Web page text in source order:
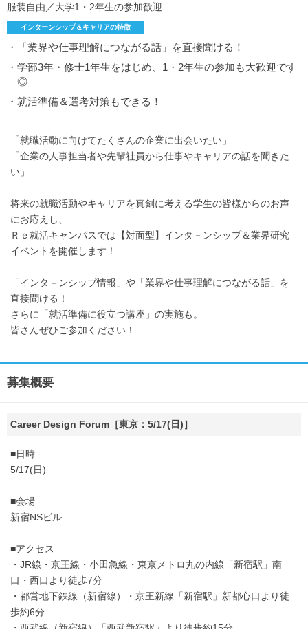
服装自由／大学1・2年生の参加歓迎
インターンシップ＆キャリアの特徴
・「業界や仕事理解につながる話」を直接聞ける！
・学部3年・修士1年生をはじめ、1・2年生の参加も大歓迎です
◎
・就活準備＆選考対策もできる！
「就職活動に向けてたくさんの企業に出会いたい」
「企業の人事担当者や先輩社員から仕事やキャリアの話を聞きた
い」
将来の就職活動やキャリアを真剣に考える学生の皆様からのお声
にお応えし、
Ｒｅ就活キャンパスでは【対面型】インタ－ンシップ＆業界研究
イベントを開催します！
「インタ－ンシップ情報」や「業界や仕事理解につながる話」を
直接聞ける！
さらに「就活準備に役立つ講座」の実施も。
皆さんぜひご参加ください！
募集概要
Career Design Forum［東京：5/17(日)］
■日時
5/17(日)
■会場
新宿NSビル
■アクセス
・JR線・京王線・小田急線・東京メトロ丸の内線「新宿駅」南
口・西口より徒歩7分
・都営地下鉄線（新宿線）・京王新線「新宿駅」新都心口より徒
歩約6分